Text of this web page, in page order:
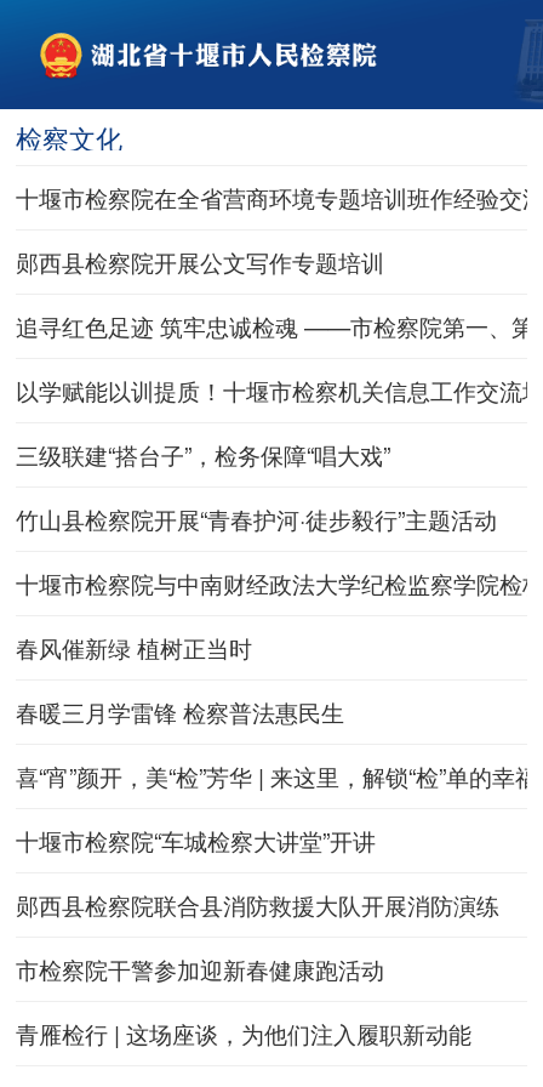
检察文化
十堰市检察院在全省营商环境专题培训班作经验交
郧西县检察院开展公文写作专题培训
追寻红色足迹 筑牢忠诚检魂 ——市检察院第一、第
以学赋能以训提质！十堰市检察机关信息工作交流
三级联建“搭台子”，检务保障“唱大戏”
竹山县检察院开展“青春护河·徒步毅行”主题活动
十堰市检察院与中南财经政法大学纪检监察学院检
春风催新绿 植树正当时
春暖三月学雷锋 检察普法惠民生
喜“宵”颜开，美“检”芳华 | 来这里，解锁“检”单的幸
十堰市检察院“车城检察大讲堂”开讲
郧西县检察院联合县消防救援大队开展消防演练
市检察院干警参加迎新春健康跑活动
青雁检行 | 这场座谈，为他们注入履职新动能